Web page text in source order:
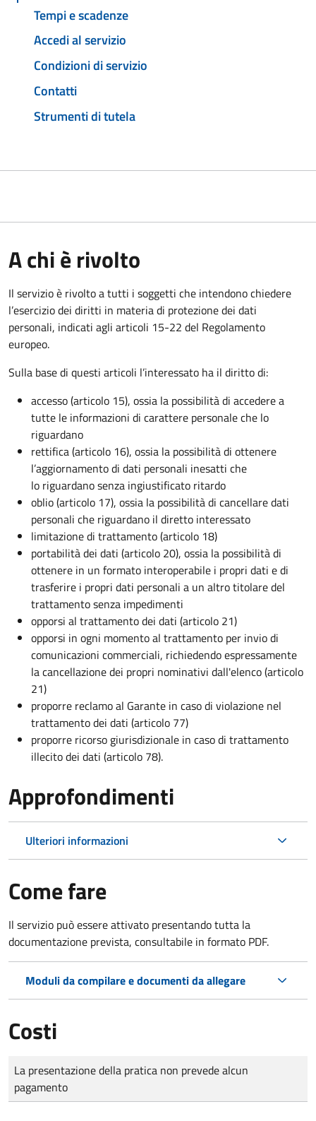
Tempi e scadenze
Accedi al servizio
Condizioni di servizio
Contatti
Strumenti di tutela
A chi è rivolto
Il servizio è rivolto a tutti i soggetti che intendono chiedere
l’esercizio dei diritti in materia di protezione dei dati
personali, indicati agli articoli 15-22 del Regolamento
europeo.
Sulla base di questi articoli l’interessato ha il diritto di:
accesso (articolo 15), ossia la possibilità di accedere a
tutte le informazioni di carattere personale che lo
riguardano
rettifica (articolo 16), ossia la possibilità di ottenere
l’aggiornamento di dati personali inesatti che
lo riguardano senza ingiustificato ritardo
oblio (articolo 17), ossia la possibilità di cancellare dati
personali che riguardano il diretto interessato
limitazione di trattamento (articolo 18)
portabilità dei dati (articolo 20), ossia la possibilità di
ottenere in un formato interoperabile i propri dati e di
trasferire i propri dati personali a un altro titolare del
trattamento senza impedimenti
opporsi al trattamento dei dati (articolo 21)
opporsi in ogni momento al trattamento per invio di
comunicazioni commerciali, richiedendo espressamente
la cancellazione dei propri nominativi dall'elenco (articolo
21)
proporre reclamo al Garante in caso di violazione nel
trattamento dei dati (articolo 77)
proporre ricorso giurisdizionale in caso di trattamento
illecito dei dati (articolo 78).
Approfondimenti
Ulteriori informazioni
Come fare
Il servizio può essere attivato presentando tutta la
documentazione prevista, consultabile in formato PDF.
Moduli da compilare e documenti da allegare
Costi
Tipo di pagamento
Importo
La presentazione della pratica non prevede alcun
pagamento